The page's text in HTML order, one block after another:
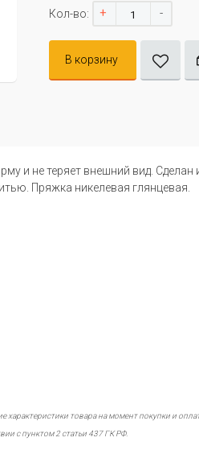
Кол-во: + -
В корзину
и не теряет внешний вид. Сделан
Пряжка никелевая глянцевая.
характеристики товара на момент покупки и
с пунктом 2 статьи 437 ГК РФ.